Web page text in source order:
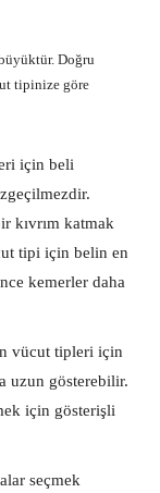
Doğru
tipinize göre
için beli
kıvrım katmak
tipi için belin en
kemerler daha
vücut tipleri için
uzun gösterebilir.
için gösterişli
seçmek